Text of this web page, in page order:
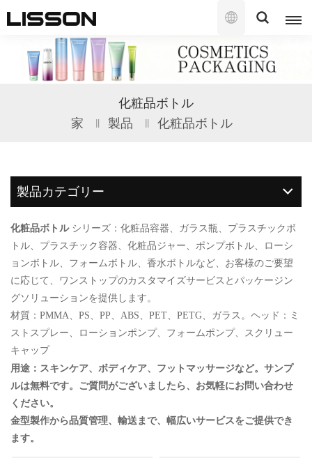
語
English
français
español
português
العربية
日本語
한국의
ไทย
Tiếng việt
化粧品ボトル
家 製品 化粧品ボトル
製品カテゴリー
化粧品ボトル シリーズ：化粧品容器、ガラス瓶、プラスチックボ
トル、プラスチック容器、化粧品ジャー、ポンプボトル、ローシ
ョンボトル、フォームボトル、香水ボトルなど、お客様のご要望
に応じて、ワンストップのカスタマイズサービスとパッケージン
グソリューションを提供します。
材質：PMMA、PS、PP、ABS、PET、PETG、ガラス。ヘッド：ミ
ストスプレー、ローションポンプ、フォームポンプ、スクリュー
キャップ
用途：スキンケア、ボディケア、フットマッサージなど。サンプ
ルは無料です。ご質問がございましたら、お気軽にお問い合わせ
ください。
金型製作から品質管理、輸送まで、幅広いサービスをご提供でき
ます。